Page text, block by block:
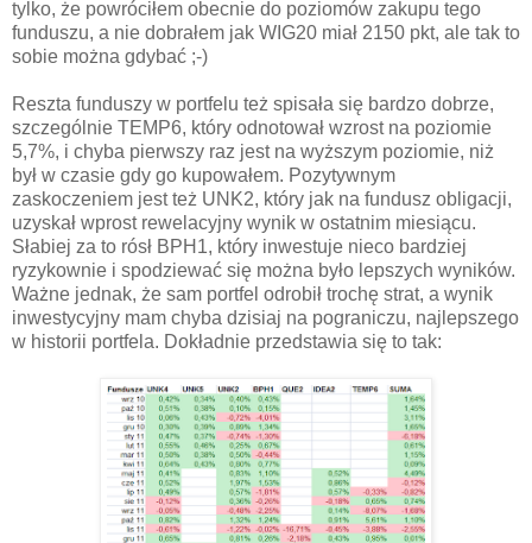
tylko, że powróciłem obecnie do poziomów zakupu tego
funduszu, a nie dobrałem jak WIG20 miał 2150 pkt, ale tak to
sobie można gdybać ;-)
Reszta funduszy w portfelu też spisała się bardzo dobrze,
szczególnie TEMP6, który odnotował wzrost na poziomie
5,7%, i chyba pierwszy raz jest na wyższym poziomie, niż
był w czasie gdy go kupowałem. Pozytywnym
zaskoczeniem jest też UNK2, który jak na fundusz obligacji,
uzyskał wprost rewelacyjny wynik w ostatnim miesiącu.
Słabiej za to rósł BPH1, który inwestuje nieco bardziej
ryzykownie i spodziewać się można było lepszych wyników.
Ważne jednak, że sam portfel odrobił trochę strat, a wynik
inwestycyjny mam chyba dzisiaj na pograniczu, najlepszego
w historii portfela. Dokładnie przedstawia się to tak: